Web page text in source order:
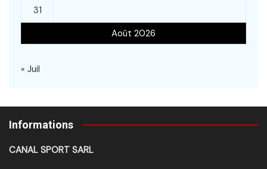
Août 2026
31
« Juil
Informations
CANAL SPORT SARL